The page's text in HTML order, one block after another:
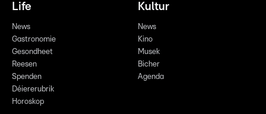
Life
News
Gastronomie
Gesondheet
Reesen
Spenden
Déiererubrik
Horoskop
Kultur
News
Kino
Musek
Bicher
Agenda